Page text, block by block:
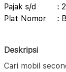
Pajak s/d
:
Plat Nomor
:
Deskripsi
Cari mobil